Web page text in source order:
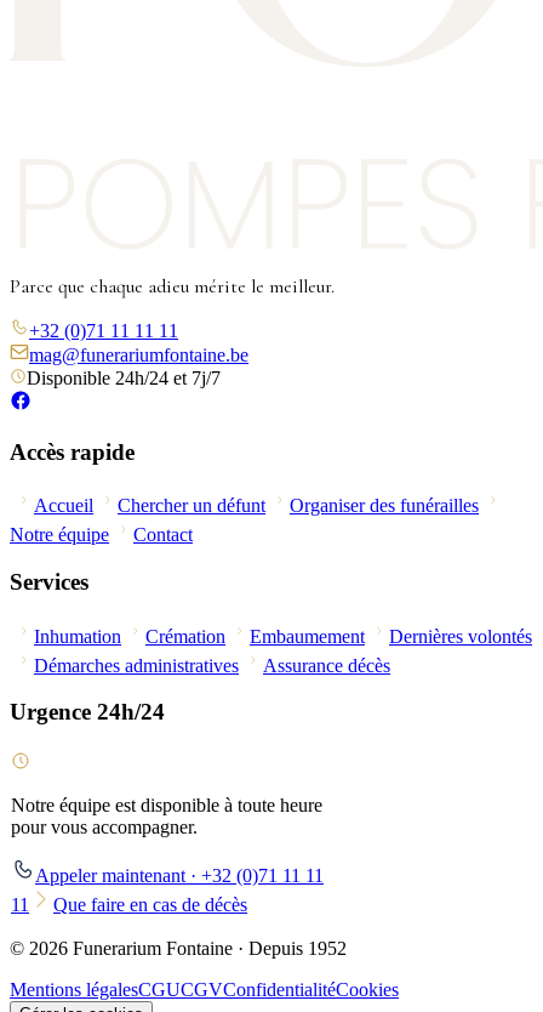
Parce que chaque adieu mérite le meilleur.
+32 (0)71 11 11 11
mag@funerariumfontaine.be
Disponible 24h/24 et 7j/7
Accès rapide
Accueil Chercher un défunt
Organiser des funérailles
Notre équipe
Contact
Services
Inhumation Crémation Embaumement
Dernières volontés
Démarches administratives
Assurance décès
Urgence 24h/24
Notre équipe est disponible à toute heure
pour vous accompagner.
Appeler maintenant · +32 (0)71 11 11
11
Que faire en cas de décès
© 2026 Funerarium Fontaine · Depuis 1952
Mentions légalesCGUCGVConfidentialitéCookies